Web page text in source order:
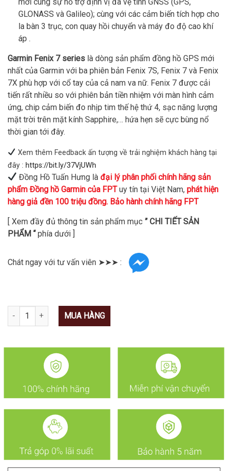
GLONASS và Galileo); cùng với các cảm biến tích hợp cho
la bàn 3 trục, con quay hồi chuyển và máy đo độ cao khí
áp .
Garmin Fenix 7 series là dòng sản phẩm đồng hồ GPS mới
nhất của Garmin với ba phiên bản Fenix 7S, Fenix 7 và Fenix
7X phù hợp với cổ tay của cả nam va nữ. Fenix 7 được cải
tiến rất nhiều so với phiên bản tiền nhiệm với màn hình cảm
ứng, chip cảm biến đo nhịp tim thế hệ thứ 4, sạc năng lượng
mặt trời trên mặt kính Sapphire,… hứa hẹn sẽ cực bùng nổ
thời gian tới đây.
Xem thêm Feedback ấn tượng về trải nghiệm khách hàng tại
đây : https://bit.ly/37VjUWh
Đồng Hồ Tuấn Hưng làđại lý phân phối chính hãng sản
phẩm Đồng hồ Garmin của FPTuy tín tại Việt Nam, phát hiện
hàng giả đền 100 triệu đồng. Bảo hành chính hãng FPT
[ Xem đầy đủ thông tin sản phẩm mục ” CHI TIẾT SẢN
PHẨM “phía dưới ]
Chát ngay với tư vấn viên ➤➤➤ :
Số lượng MUA HÀNG